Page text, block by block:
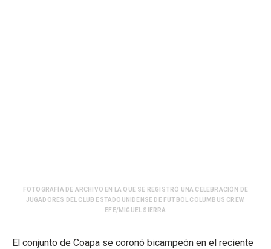
FOTOGRAFÍA DE ARCHIVO EN LA QUE SE REGISTRÓ UNA CELEBRACIÓN DE
JUGADORES DEL CLUB ESTADOUNIDENSE DE FÚTBOL COLUMBUS CREW.
EFE/MIGUEL SIERRA
El conjunto de Coapa se coronó bicampeón en el reciente